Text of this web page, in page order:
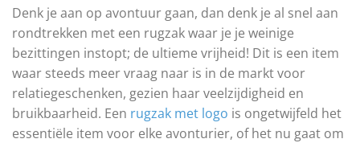
Denk je aan op avontuur gaan, dan denk je al snel aan
rondtrekken met een rugzak waar je je weinige
bezittingen instopt; de ultieme vrijheid! Dit is een item
waar steeds meer vraag naar is in de markt voor
relatiegeschenken, gezien haar veelzijdigheid en
bruikbaarheid. Een rugzak met logo is ongetwijfeld het
essentiële item voor elke avonturier, of het nu gaat om